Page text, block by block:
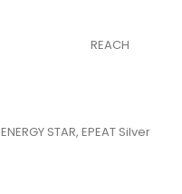
REACH
ENERGY STAR, EPEAT Silver